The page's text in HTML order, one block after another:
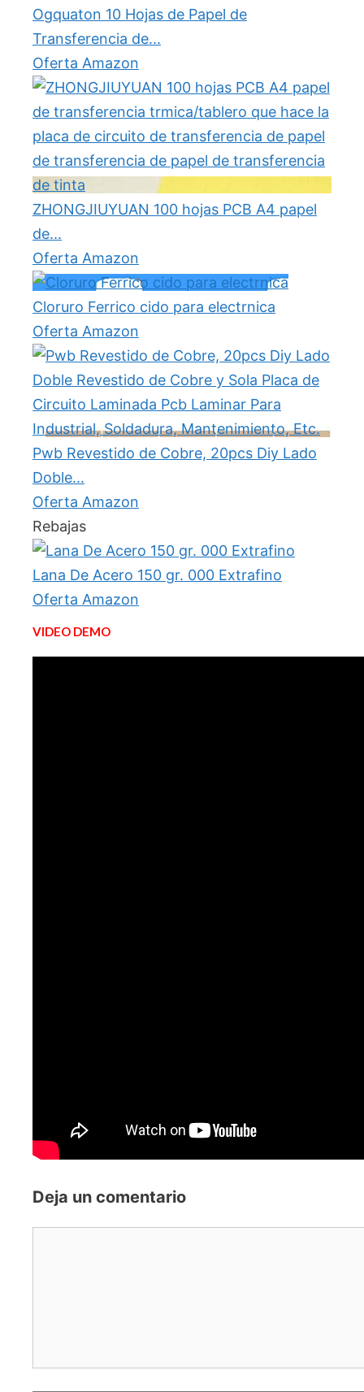
Ogquaton 10 Hojas de Papel de
Transferencia de...
Oferta Amazon
ZHONGJIUYUAN 100 hojas PCB A4 papel
de...
Oferta Amazon
Cloruro Ferrico cido para electrnica
Oferta Amazon
Pwb Revestido de Cobre, 20pcs Diy Lado
Doble...
Oferta Amazon
Rebajas
Lana De Acero 150 gr. 000 Extrafino
Oferta Amazon
VIDEO DEMO
Deja un comentario